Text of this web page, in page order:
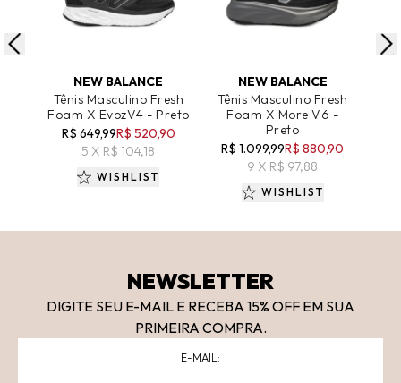
NEW BALANCE
Tênis Masculino Fresh
Foam X EvozV4 - Preto
R$ 649,99R$ 520,90
5 X R$ 104,18
WISHLIST
NEW BALANCE
Tênis Masculino Fresh
Foam X More V6 -
Preto
R$ 1.099,99R$ 880,90
9 X R$ 97,88
WISHLIST
NEWSLETTER
DIGITE SEU E-MAIL E RECEBA 15% OFF EM SUA
PRIMEIRA COMPRA.